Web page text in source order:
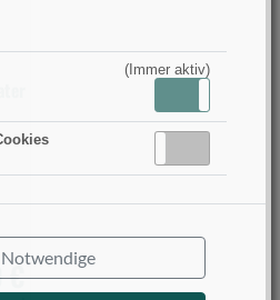
(Immer aktiv)
€